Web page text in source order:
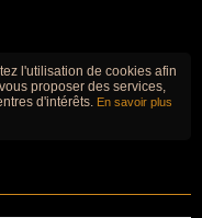
l'utilisation de cookies afin
proposer des services,
d'intérêts. En savoir plus